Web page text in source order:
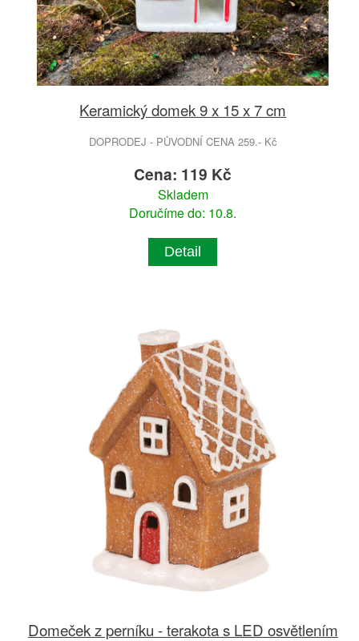
Keramický domek 9 x 15 x 7 cm
DOPRODEJ - PŮVODNÍ CENA 259.- Kč
Cena: 119 Kč
Skladem
Doručíme do: 10.8.
Detail
Domeček z perníku - terakota s LED osvětlením